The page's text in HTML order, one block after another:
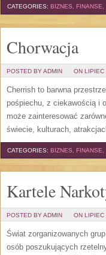
CATEGORIES: BIZNES, FINANSE,
Chorwacja
POSTED BY ADMIN ON LIPIEC
Cherrish to barwna
pośpiechu, z ciekawością i
może zainteresować
świecie, kulturach,
CATEGORIES: BIZNES, FINANSE,
Kartele
POSTED BY ADMIN ON LIPIEC
Świat zorganizowanych
osób poszukujących